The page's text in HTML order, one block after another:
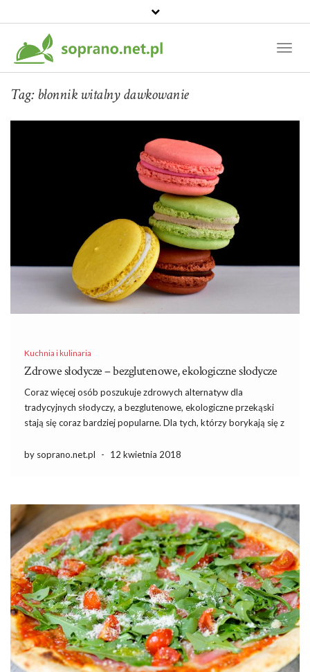
Tag:błonnik witalny dawkowanie
Kuchnia i kulinaria
Zdrowe słodycze – bezglutenowe, ekologiczne słodycze
Coraz więcej osób poszukuje zdrowych alternatyw dla
tradycyjnych słodyczy, a bezglutenowe, ekologiczne przekąski
stają się coraz bardziej popularne. Dla tych, którzy borykają się z
odpowiednich słodyczy może być kluczowy. Naturalne składniki,
by soprano.net.pl - 12 kwietnia 2018